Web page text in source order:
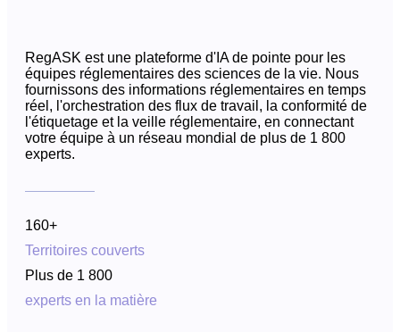
RegASK est une plateforme d'IA de pointe pour les
équipes réglementaires des sciences de la vie. Nous
fournissons des informations réglementaires en temps
réel, l'orchestration des flux de travail, la conformité de
l'étiquetage et la veille réglementaire, en connectant
votre équipe à un réseau mondial de plus de 1 800
experts.
160+
Territoires couverts
Plus de 1 800
experts en la matière